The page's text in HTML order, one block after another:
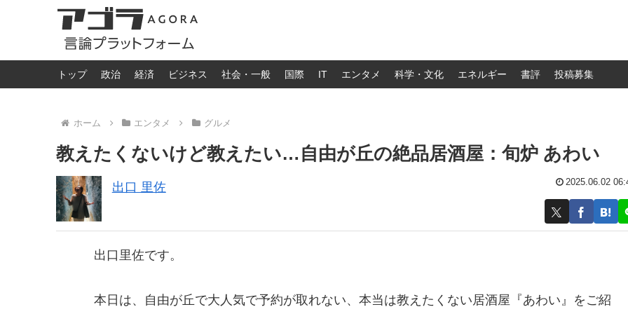
トップ 政治 経済 ビジネス 社会・一般 国際 IT エンタメ 科学・文化 エネルギー 書評 投稿募集
ホーム エンタメ グルメ
教えたくないけど教えたい…自由が丘の絶品居酒屋：旬炉 あわい
出口 里佐 2025.06.02
出口里佐です。
本日は、自由が丘で大人気で予約が取れない、本当は教えたくない居酒屋『あわい』をご紹